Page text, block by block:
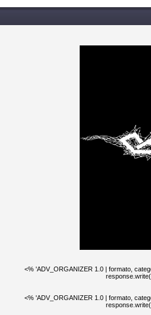
<% 'ADV_ORGANIZER 1.0 | formato,
<% 'ADV_ORGANIZER 1.0 | formato,